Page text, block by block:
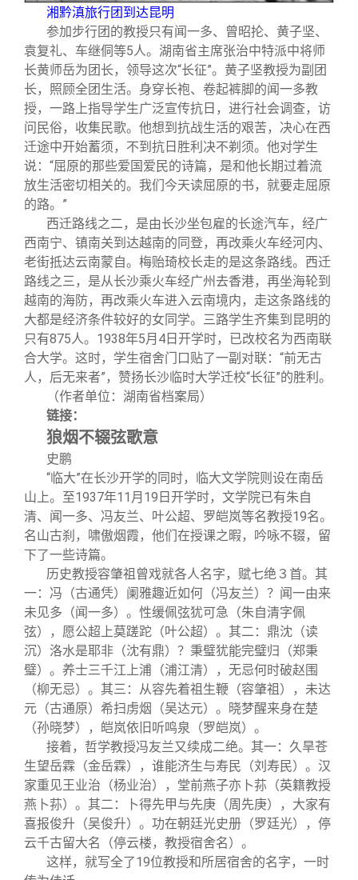
湘黔滇旅行团到达昆明
参加步行团的教授只有闻一多、曾昭抡、黄子坚、
袁复礼、车继侗等5人。湖南省主席张治中特派中将师
长黄师岳为团长，领导这次“长征”。黄子坚教授为副团
长，照顾全团生活。身穿长袍、卷起裤脚的闻一多教
授，一路上指导学生广泛宣传抗日，进行社会调查，访
问民俗，收集民歌。他想到抗战生活的艰苦，决心在西
迁途中开始蓄须，不到抗日胜利决不剃须。他对学生
说：“屈原的那些爱国爱民的诗篇，是和他长期过着流
放生活密切相关的。我们今天读屈原的书，就要走屈原
的路。”
西迁路线之二，是由长沙坐包雇的长途汽车，经广
西南宁、镇南关到达越南的同登，再改乘火车经河内、
老街抵达云南蒙自。梅贻琦校长走的是这条路线。西迁
路线之三，是从长沙乘火车经广州去香港，再坐海轮到
越南的海防，再改乘火车进入云南境内，走这条路线的
大都是经济条件较好的女同学。三路学生齐集到昆明的
只有875人。1938年5月4日开学时，已改校名为西南联
合大学。这时，学生宿舍门口贴了一副对联：“前无古
人，后无来者”，赞扬长沙临时大学迁校“长征”的胜利。
（作者单位：湖南省档案局）
链接：
狼烟不辍弦歌意
史鹏
“临大”在长沙开学的同时，临大文学院则设在南岳
山上。至1937年11月19日开学时，文学院已有朱自
清、闻一多、冯友兰、叶公超、罗皑岚等名教授19名。
名山古刹，啸傲烟霞，他们在授课之暇，吟咏不辍，留
下了一些诗篇。
历史教授容肇祖曾戏就各人名字，赋七绝３首。其
一：冯（古通凭）阑雅趣近如何（冯友兰）？闻一由来
未见多（闻一多）。性缓佩弦犹可急（朱自清字佩
弦），愿公超上莫蹉跎（叶公超）。其二：鼎沈（读
沉）洛水是耶非（沈有鼎）？秉璧犹能完璧归（郑秉
璧）。养士三千江上浦（浦江清），无忌何时破赵围
（柳无忌）。其三：从容先着祖生鞭（容肇祖），未达
元（古通原）希扫虏烟（吴达元）。晓梦醒来身在楚
（孙晓梦），皑岚依旧听鸣泉（罗皑岚）。
接着，哲学教授冯友兰又续成二绝。其一：久旱苍
生望岳霖（金岳霖），谁能济生与寿民（刘寿民）。汉
家重见王业治（杨业治），堂前燕子亦卜荪（英籍教授
燕卜荪）。其二：卜得先甲与先庚（周先庚），大家有
喜报俊升（吴俊升）。功在朝廷光史册（罗廷光），停
云千古留大名（停云楼，教授宿舍名）。
这样，就写全了19位教授和所居宿舍的名字，一时